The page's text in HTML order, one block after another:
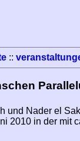
::
Nader el
2010 in der